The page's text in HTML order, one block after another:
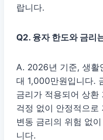
랍니다.
Q2. 융자 한도와 금리
A. 2026년 기준, 생활
대 1,000만원입니다.
금리가 적용되어 상환
걱정 없이 안정적으로
변동 금리의 위험 없
니다.